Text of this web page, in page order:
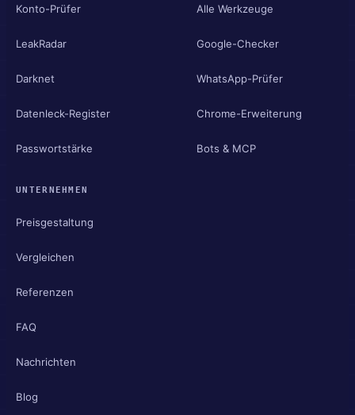
Konto-Prüfer
LeakRadar
Darknet
Datenleck-Register
Passwortstärke
Alle Werkzeuge
Google-Checker
WhatsApp-Prüfer
Chrome-Erweiterung
Bots & MCP
UNTERNEHMEN
Preisgestaltung
Vergleichen
Referenzen
FAQ
Nachrichten
Blog